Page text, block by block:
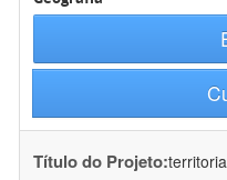
Título do Projeto: